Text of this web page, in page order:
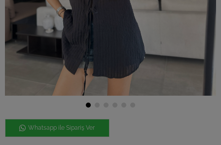
Whatsapp ile Sipariş Ver